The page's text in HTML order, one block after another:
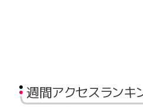
週間アクセスランキ